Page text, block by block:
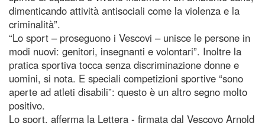
dimenticando attività antisociali come la violenza e la
criminalità”.
“Lo sport – proseguono i Vescovi – unisce le persone in
modi nuovi: genitori, insegnanti e volontari”. Inoltre la
pratica sportiva tocca senza discriminazione donne e
uomini, si nota. E speciali competizioni sportive “sono
aperte ad atleti disabili”: questo è un altro segno molto
positivo.
Lo sport, afferma la Lettera - firmata dal Vescovo Arnold